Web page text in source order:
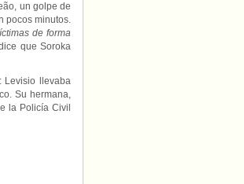
un golpe de
pocos minutos.
de forma
que Soroka
Levisio llevaba
Su hermana,
la Policía Civil